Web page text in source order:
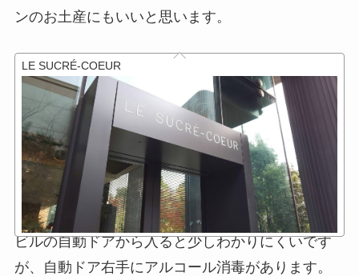
ンのお土産にもいいと思います。
LE SUCRÉ-COEUR
ビルの自動ドアから入ると少しわかりにくいです
が、自動ドア右手にアルコール消毒があります。